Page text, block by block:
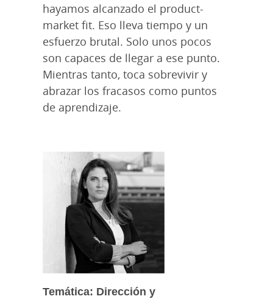
hayamos alcanzado el product-
market fit. Eso lleva tiempo y un
esfuerzo brutal. Solo unos pocos
son capaces de llegar a ese punto.
Mientras tanto, toca sobrevivir y
abrazar los fracasos como puntos
de aprendizaje.
Temática: Dirección y